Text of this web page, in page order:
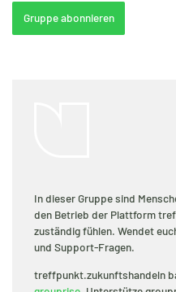
Gruppe abonnieren
In dieser Gruppe sind
den Betrieb der Plattform
zuständig fühlen. Wendet
und Support-Fragen.
treffpunkt.zukunftshandeln